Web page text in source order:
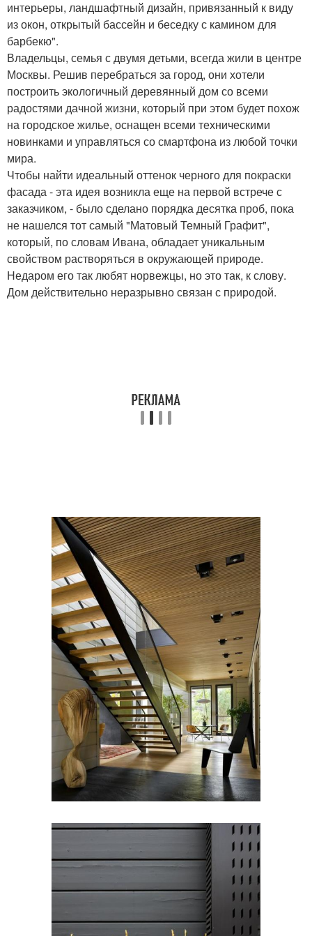
интерьеры, ландшафтный дизайн, привязанный к виду
из окон, открытый бассейн и беседку с камином для
барбекю".
Владельцы, семья с двумя детьми, всегда жили в центре
Москвы. Решив перебраться за город, они хотели
построить экологичный деревянный дом со всеми
радостями дачной жизни, который при этом будет похож
на городское жилье, оснащен всеми техническими
новинками и управляться со смартфона из любой точки
мира.
Чтобы найти идеальный оттенок черного для покраски
фасада - эта идея возникла еще на первой встрече с
заказчиком, - было сделано порядка десятка проб, пока
не нашелся тот самый "Матовый Темный Графит",
который, по словам Ивана, обладает уникальным
свойством растворяться в окружающей природе.
Недаром его так любят норвежцы, но это так, к слову.
Дом действительно неразрывно связан с природой.